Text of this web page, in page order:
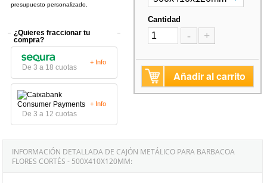
presupuesto personalizado.
¿Quieres fraccionar tu
compra?
De 3 a 18 cuotas
+ Info
De 3 a 12 cuotas
+ Info
Cantidad
- +
Añadir al carrito
INFORMACIÓN DETALLADA DE CAJÓN METÁLICO PARA BARBACOA
FLORES CORTÉS - 500X410X120MM: